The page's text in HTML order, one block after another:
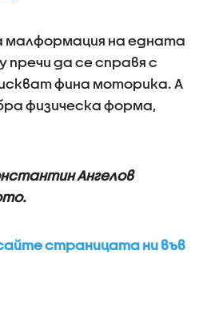
на едната
пречи да се справя с
фина моторика. А
физическа форма,
Ангелов
страницата ни във